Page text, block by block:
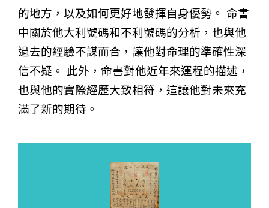
的地方，以及如何更好地發揮自身優勢。 命書
中關於他大利號碼和不利號碼的分析，也與他
過去的經驗不謀而合，讓他對命理的準確性深
信不疑。 此外，命書對他近年來運程的描述，
也與他的實際經歷大致相符，這讓他對未來充
滿了新的期待。